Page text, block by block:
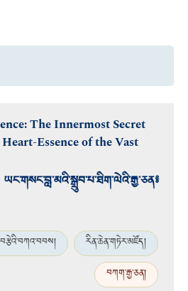
The Innermost Secret
Essence of the Vast
རིན་ཆེན་གཏེར་མཛོད།
བཀག་རྒྱ་ཅན།